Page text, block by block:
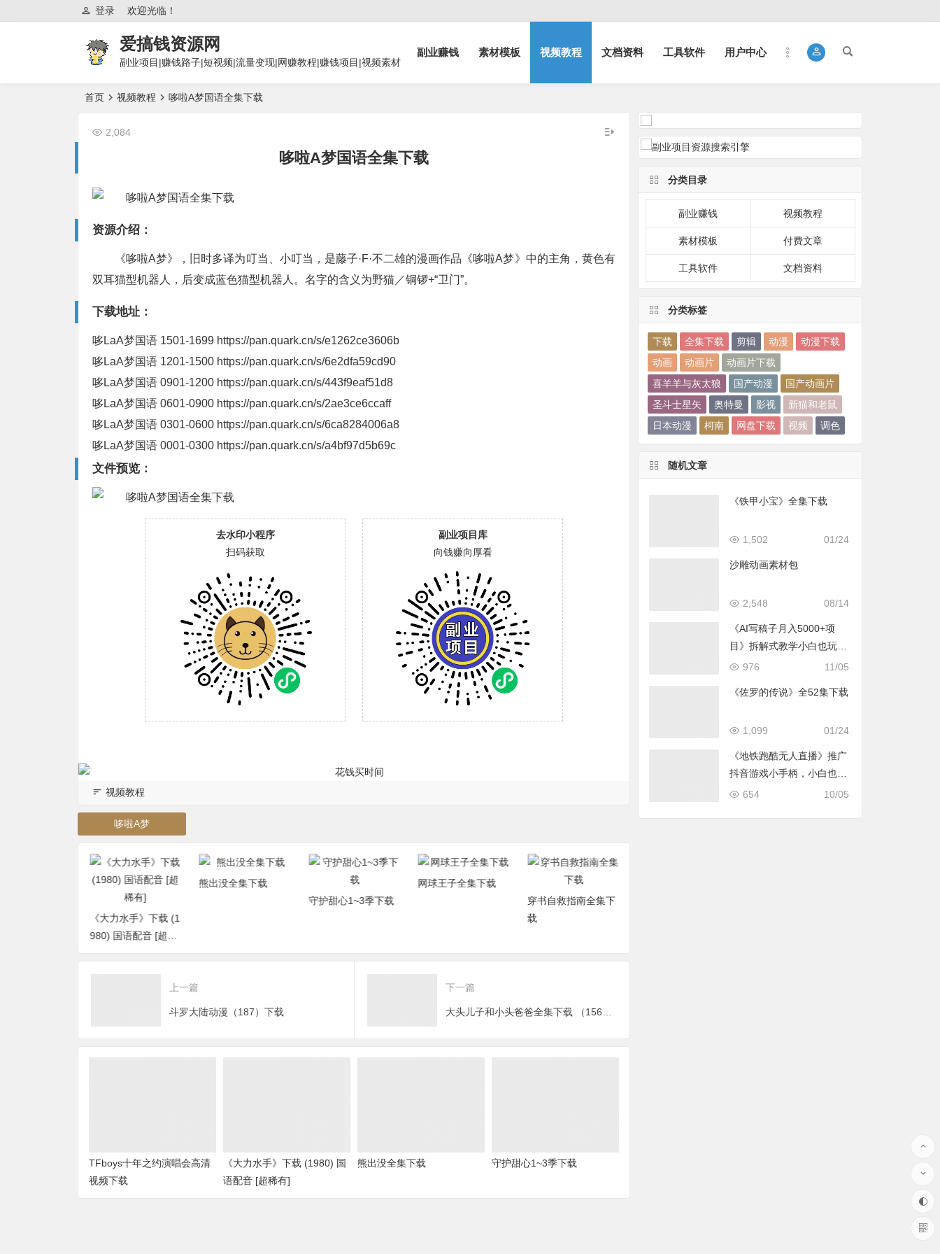
欢迎光临！
登录
爱搞钱资源网
副业项目|赚钱路子|短视频|流量变现|网赚教程|赚钱项目|视频素材
副业赚钱 素材模板 视频教程 文档资料 工具软件 用户中心
首页 视频教程 哆啦A梦国语全集下载
哆啦A梦国语全集下载
2,084
资源介绍：
《哆啦A梦》，旧时多译为叮当、小叮当，是藤子·F·不二雄的漫画作品《哆啦A梦》中的主角，黄色有
双耳猫型机器人，后变成蓝色猫型机器人。名字的含义为野猫／铜锣+“卫门”。
下载地址：
哆LaA梦国语 1501-1699 https://pan.quark.cn/s/e1262ce3606b
哆LaA梦国语 1201-1500 https://pan.quark.cn/s/6e2dfa59cd90
哆LaA梦国语 0901-1200 https://pan.quark.cn/s/443f9eaf51d8
哆LaA梦国语 0601-0900 https://pan.quark.cn/s/2ae3ce6ccaff
哆LaA梦国语 0301-0600 https://pan.quark.cn/s/6ca8284006a8
哆LaA梦国语 0001-0300 https://pan.quark.cn/s/a4bf97d5b69c
文件预览：
去水印小程序
扫码获取
副业项目库
向钱赚向厚看
视频教程
哆啦A梦
《大力水手》下载 (1
980) 国语配音 [超稀
有]
熊出没全集下载
守护甜心1~3季下载
网球王子全集下载
穿书自救指南全集下
载
上一篇
斗罗大陆动漫（187）下载
下一篇
TFboys十年之约演唱会高清
视频下载
《大力水手》下载 (1980) 国
语配音 [超稀有]
熊出没全集下载 守护甜心1~3季下载
分类目录
副业赚钱 视频教程
素材模板 付费文章
工具软件 文档资料
分类标签
下载 全集下载 剪辑 动漫
动漫下载
动画
动画片
动画片下载
喜羊羊与灰太狼
国产动漫
国产动画片
圣斗士星矢
奥特曼 影视
新猫和老鼠
日本动漫
柯南 网盘下载 视频 调色
随机文章
《铁甲小宝》全集下载
01/24
1,502
沙雕动画素材包
08/14
2,548
《AI写稿子月入5000+项
目》拆解式教学小白也玩转
自如
11/05
976
《佐罗的传说》全52集下载
01/24
1,099
《地铁跑酷无人直播》推广
抖音游戏小手柄，小白也能
轻松上手
10/05
654